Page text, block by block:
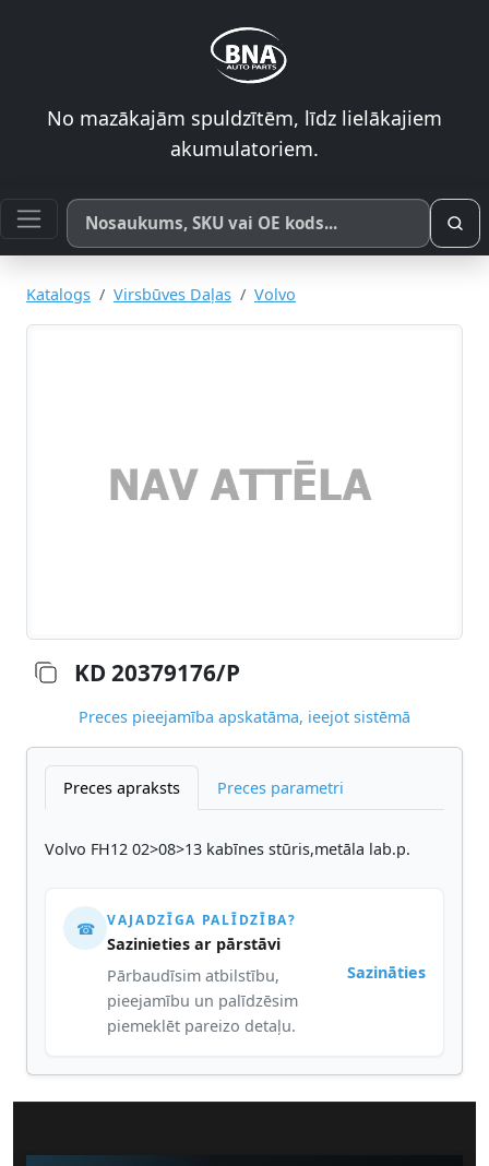
No mazākajām spuldzītēm, līdz lielākajiem
akumulatoriem.
Meklēt pēc produkta nosaukuma, SKU vai OE koda
Katalogs Virsbūves Daļas Volvo
KD 20379176/P
Preces pieejamība apskatāma, ieejot sistēmā
Preces apraksts Preces parametri
Volvo FH12 02>08>13 kabīnes stūris,metāla lab.p.
☎ VAJADZĪGA PALĪDZĪBA?
Sazinieties ar pārstāvi
Pārbaudīsim atbilstību,
pieejamību un palīdzēsim
piemeklēt pareizo detaļu.
Sazināties